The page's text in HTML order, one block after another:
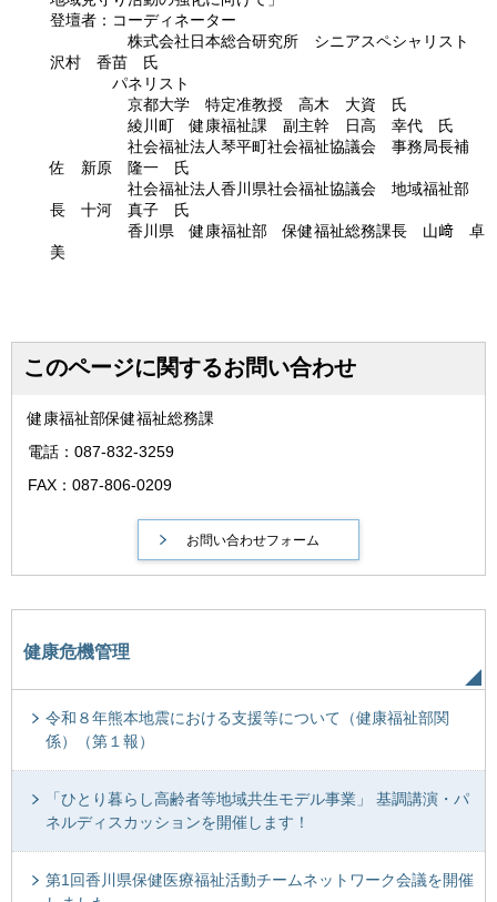
登壇者：コーディネーター
株式会社日本総合研究所 シニアスペシャリスト
沢村 香苗 氏
パネリスト
京都大学 特定准教授 高木 大資 氏
綾川町 健康福祉課 副主幹 日高 幸代 氏
社会福祉法人琴平町社会福祉協議会 事務局長補
佐 新原 隆一 氏
社会福祉法人香川県社会福祉協議会 地域福祉部
長 十河 真子 氏
香川県 健康福祉部 保健福祉総務課長 山﨑 卓
美
このページに関するお問い合わせ
健康福祉部保健福祉総務課
電話：087-832-3259
FAX：087-806-0209
健康危機管理
令和８年熊本地震における支援等について（健康福祉部関
係）（第１報）
「ひとり暮らし高齢者等地域共生モデル事業」 基調講演・パ
ネルディスカッションを開催します！
第1回香川県保健医療福祉活動チームネットワーク会議を開催